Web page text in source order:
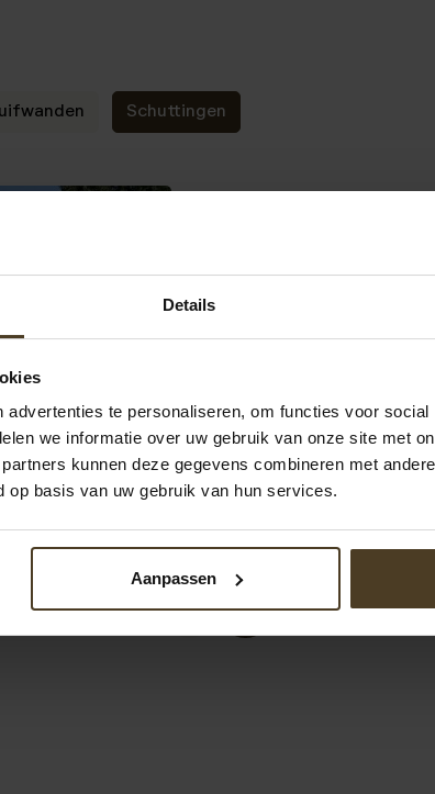
Details
te personaliseren, om functies voor
we informatie over uw gebruik van onze site met
kunnen deze gegevens combineren met
basis van uw gebruik van hun services.
Aanpassen
Schuttingen
1 2